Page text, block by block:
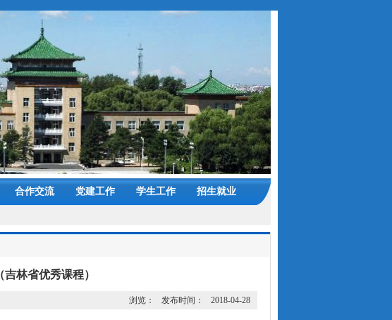
合作交流 党建工作 学生工作 招生就业
林省优秀课程）
浏览： 发布时间： 2018-04-28